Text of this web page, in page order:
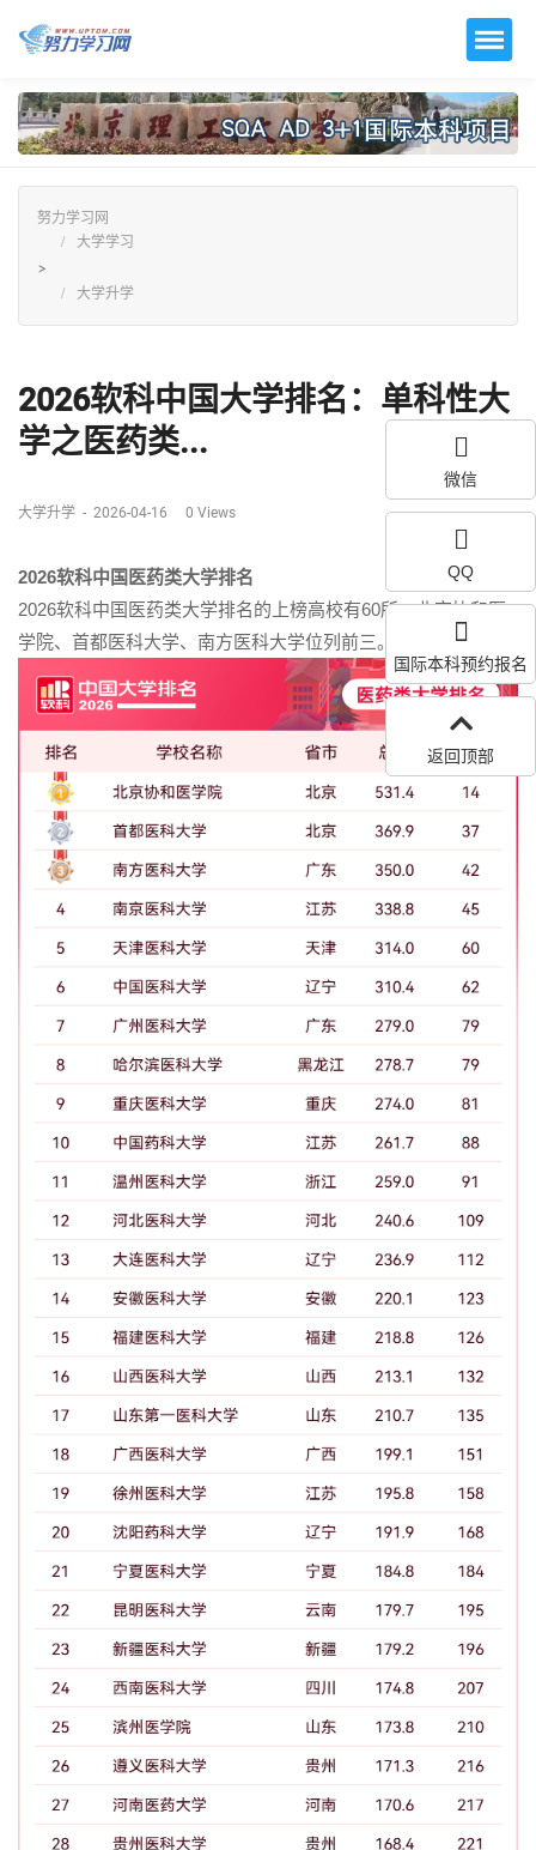
努力学习网
大学学习
>
大学升学
2026软科中国大学排名：单科性大
学之医药类...
大学升学 - 2026-04-16 0 Views
2026软科中国医药类大学排名
2026软科中国医药类大学排名的上榜高校有60所，北京协和医
学院、 首都医科大学、 南方医科大学位列前三。
微信
QQ
国际本科预约报名
返回顶部